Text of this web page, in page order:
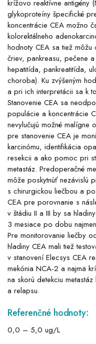
krížovo reaktívne antigény
glykoproteíny špecifické
koncentrácie CEA možno
kolorektálneho
hodnoty CEA sa tiež
čriev, pankreasu, pečene
hepatitída, pankreatitída,
choroba). Ku zvýšeným
a pri ich interpretácii sa k
Stanovenie CEA sa
populácie a koncentrácie
nevylučujú možné malígne
pre stanovenie CEA je
karcinómu, identifikácia
resekcii a ako pomoc pri
metastáz. Predoperačné
môže poskytnúť nezávislú
s chirurgickou liečbou a
CEA pre porovnanie s
v štádiu II a III by sa
3 mesiace po dobu
Pre monitorovanie liečby
hladiny CEA mali tiež
v stanovení Elecsys CEA
mekónia NCA-2 a najmä
na skorú detekciu
a relapsu.
Referenčné hodnoty:
0,0 – 5,0 ug/L